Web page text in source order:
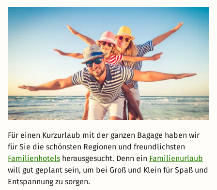
Für einen Kurzurlaub mit der ganzen Bagage haben wir
für Sie die schönsten Regionen und freundlichsten
Familienhotels herausgesucht. Denn ein Familienurlaub
will gut geplant sein, um bei Groß und Klein für Spaß und
Entspannung zu sorgen.